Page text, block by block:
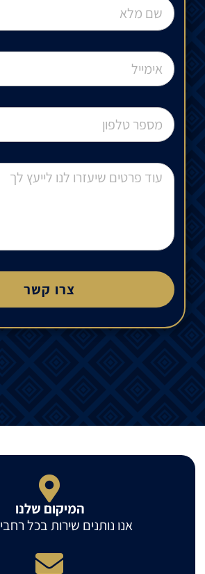
צרו קשר
המיקום שלנו
אנו נותנים שירות בכל